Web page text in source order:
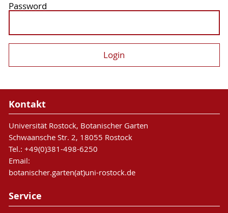
Password
Kontakt
Universität Rostock, Botanischer Garten
Schwaansche Str. 2, 18055 Rostock
Tel.: +49(0)381-498-6250
Email:
botanischer.garten(at)uni-rostock.de
Service